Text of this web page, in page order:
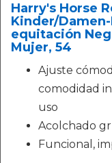
Harry's Horse
Kinder/
equitación
Mujer, 54
Ajuste
comodidad
uso
Acolchado
Funcional,